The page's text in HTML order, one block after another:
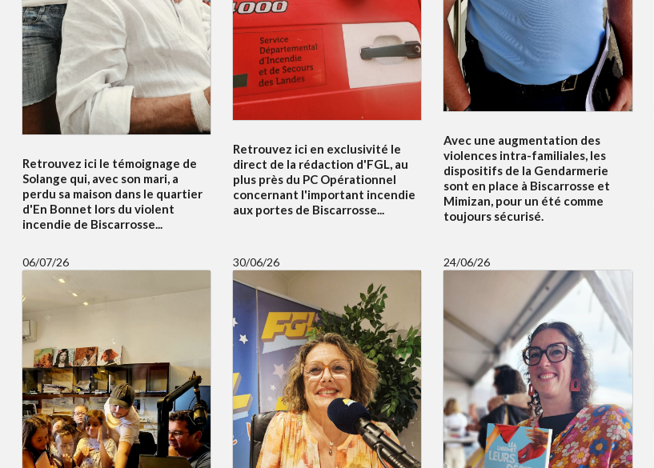
Retrouvez ici le témoignage de
Solange qui, avec son mari, a
perdu sa maison dans le quartier
d'En Bonnet lors du violent
incendie de Biscarrosse...
Retrouvez ici en exclusivité le
direct de la rédaction d'FGL, au
plus près du PC Opérationnel
concernant l'important incendie
aux portes de Biscarrosse...
Avec une augmentation des
violences intra-familiales, les
dispositifs de la Gendarmerie
sont en place à Biscarrosse et
Mimizan, pour un été comme
toujours sécurisé.
06/07/26 30/06/26 24/06/26